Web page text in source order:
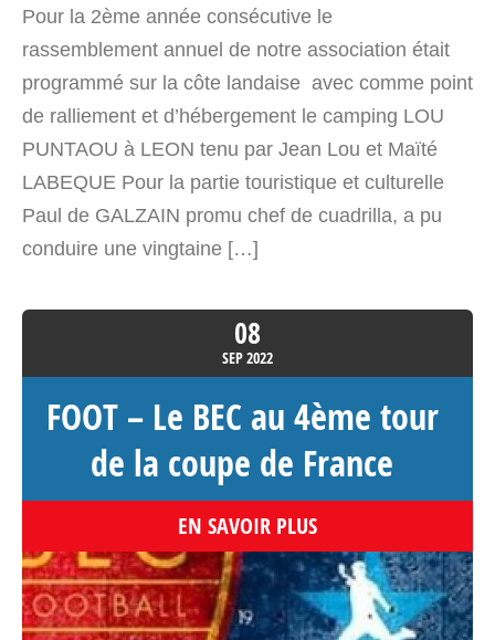
Pour la 2ème année consécutive le
rassemblement annuel de notre association était
programmé sur la côte landaise avec comme point
de ralliement et d’hébergement le camping LOU
PUNTAOU à LEON tenu par Jean Lou et Maïté
LABEQUE Pour la partie touristique et culturelle
Paul de GALZAIN promu chef de cuadrilla, a pu
conduire une vingtaine […]
08
SEP2022
FOOT – Le BEC au 4ème tour
de la coupe de France
EN SAVOIR PLUS